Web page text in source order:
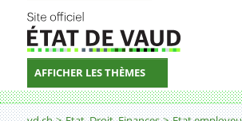
AFFICHER LES THÈMES